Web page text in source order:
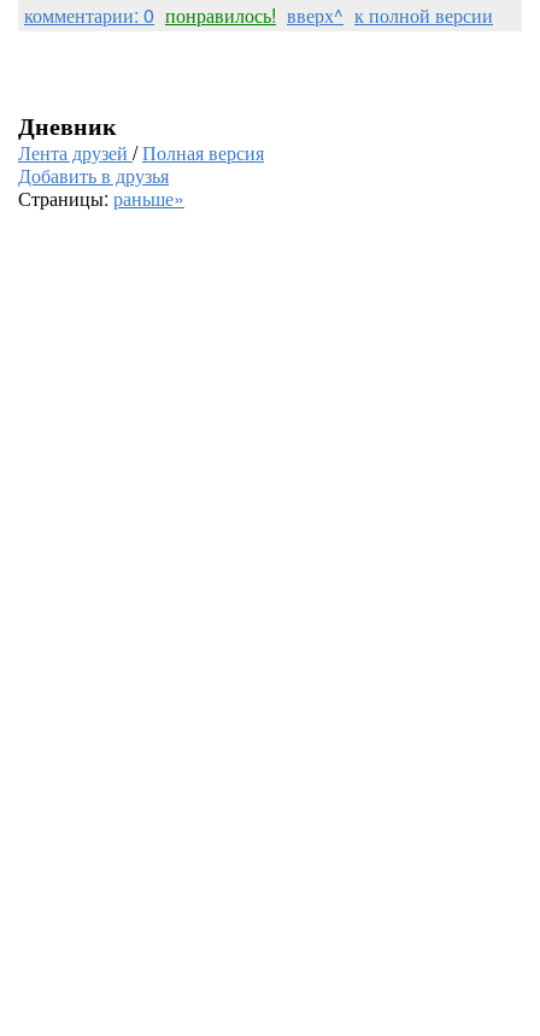
комментарии: 0 понравилось! вверх^ к полной версии
Дневник
Лента друзей /Полная версия
Добавить в друзья
Страницы: раньше»